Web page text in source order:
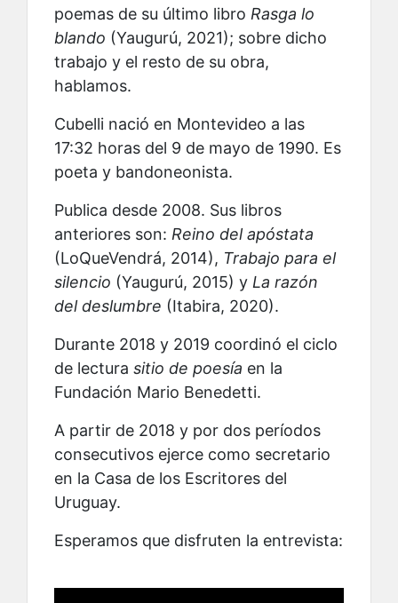
poemas de su último libro Rasga lo
blando (Yaugurú, 2021); sobre dicho
trabajo y el resto de su obra,
hablamos.
Cubelli nació en Montevideo a las
17:32 horas del 9 de mayo de 1990. Es
poeta y bandoneonista.
Publica desde 2008. Sus libros
anteriores son: Reino del apóstata
(LoQueVendrá, 2014), Trabajo para el
silencio (Yaugurú, 2015) y La razón
del deslumbre (Itabira, 2020).
Durante 2018 y 2019 coordinó el ciclo
de lectura sitio de poesía en la
Fundación Mario Benedetti.
A partir de 2018 y por dos períodos
consecutivos ejerce como secretario
en la Casa de los Escritores del
Uruguay.
Esperamos que disfruten la entrevista: